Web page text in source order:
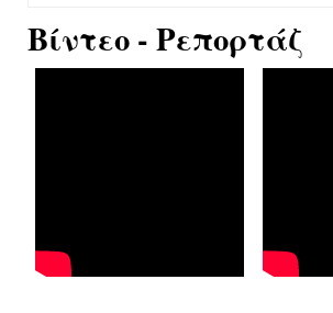
Βίντεο - Ρεπορτάζ